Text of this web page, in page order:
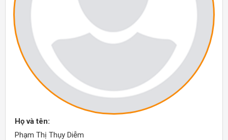
Họ và tên:
Phạm Thị Thụy Diễm